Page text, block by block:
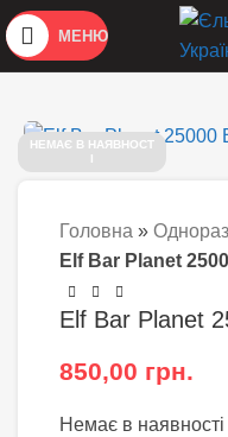
МЕНЮ
НЕМАЄ В НАЯВНОСТ
І
Головна »
Elf Bar Planet
Elf Bar Planet
850,00 грн.
Немає в наявності